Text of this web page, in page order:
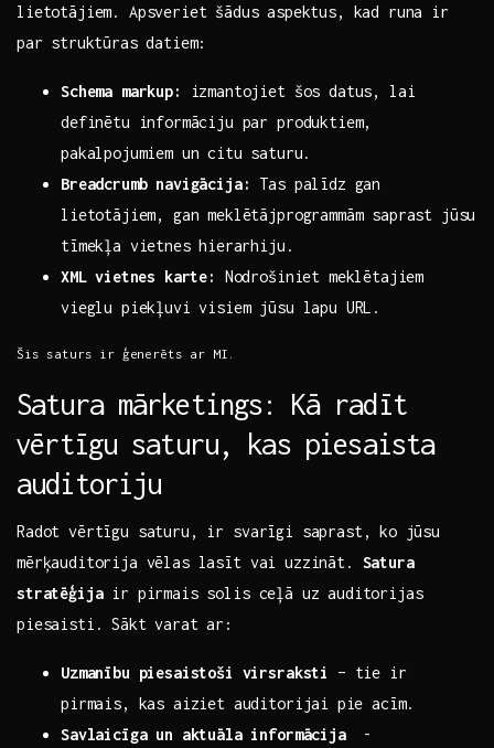
lietotājiem. Apsveriet šādus ⁤aspektus, kad runa ir​
par⁤ struktūras datiem:
Schema markup:
izmantojiet šos datus, lai
definētu informāciju par produktiem,
pakalpojumiem un⁣ citu‌ saturu.
Breadcrumb navigācija:
Tas palīdz gan
lietotājiem, gan meklētājprogrammām saprast jūsu
tīmekļa vietnes ⁢hierarhiju.
XML⁤ vietnes karte:
Nodrošiniet meklētajiem
vieglu piekļuvi visiem jūsu lapu URL.
Šis saturs‌ ir ​ģenerēts ar MI.
Satura mārketings: ⁤Kā radīt
⁤vērtīgu saturu, kas⁤ piesaista
auditoriju
Radot vērtīgu saturu, ir‍ svarīgi saprast,⁢ ko ​jūsu
mērķauditorija vēlas lasīt vai uzzināt. Satura⁣
stratēģijair​ pirmais solis ceļā uz ‍auditorijas
piesaisti. ‌Sākt varat⁣ ar: ​
Uzmanību piesaistoši virsraksti
– tie ⁢ir
pirmais, kas aiziet auditorijai⁢ pie acīm. ‌
Savlaicīga‍ un aktuāla informācija⁢ -‍